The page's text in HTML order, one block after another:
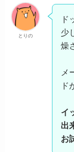
とりの
ド
少
燥
メ
ド
イ
出
お